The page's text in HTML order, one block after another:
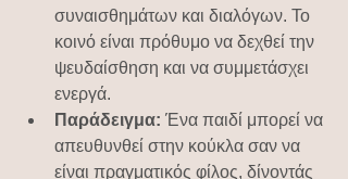
συναισθημάτων και διαλόγων. Το
κοινό είναι πρόθυμο να δεχθεί την
ψευδαίσθηση και να συμμετάσχει
ενεργά.
Παράδειγμα: Ένα παιδί μπορεί να
απευθυνθεί στην κούκλα σαν να
είναι πραγματικός φίλος, δίνοντάς